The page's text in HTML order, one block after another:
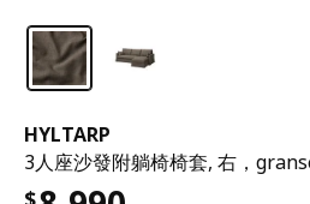
HYLTARP
3人座沙發附躺椅椅套, 右，